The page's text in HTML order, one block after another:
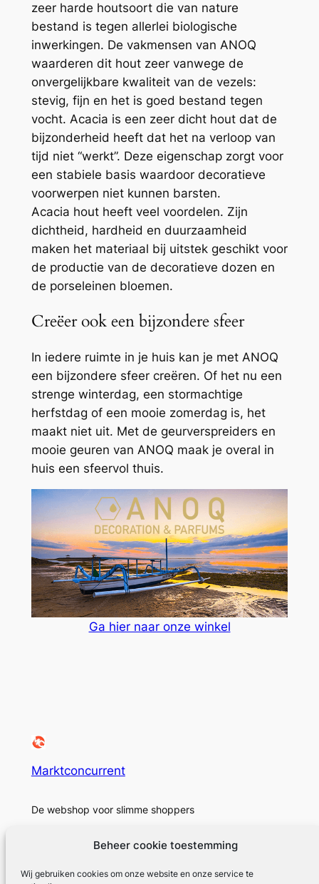
Beheer cookie toestemming
Wij gebruiken cookies om onze website en onze service te
zeer harde houtsoort die van nature
bestand is tegen allerlei biologische
inwerkingen. De vakmensen van ANOQ
waarderen dit hout zeer vanwege de
onvergelijkbare kwaliteit van de vezels:
stevig, fijn en het is goed bestand tegen
vocht. Acacia is een zeer dicht hout dat de
bijzonderheid heeft dat het na verloop van
tijd niet “werkt”. Deze eigenschap zorgt voor
een stabiele basis waardoor decoratieve
voorwerpen niet kunnen barsten.
Acacia hout heeft veel voordelen. Zijn
dichtheid, hardheid en duurzaamheid
maken het materiaal bij uitstek geschikt voor
de productie van de decoratieve dozen en
de porseleinen bloemen.
Creëer ook een bijzondere sfeer
In iedere ruimte in je huis kan je met ANOQ
een bijzondere sfeer creëren. Of het nu een
strenge winterdag, een stormachtige
herfstdag of een mooie zomerdag is, het
maakt niet uit. Met de geurverspreiders en
mooie geuren van ANOQ maak je overal in
huis een sfeervol thuis.
Ga hier naar onze winkel
Marktconcurrent
De webshop voor slimme shoppers